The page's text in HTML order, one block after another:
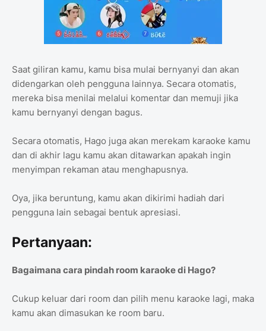
Saat giliran kamu, kamu bisa mulai bernyanyi dan akan
didengarkan oleh pengguna lainnya. Secara otomatis,
mereka bisa menilai melalui komentar dan memuji jika
kamu bernyanyi dengan bagus.
Secara otomatis, Hago juga akan merekam karaoke kamu
dan di akhir lagu kamu akan ditawarkan apakah ingin
menyimpan rekaman atau menghapusnya.
Oya, jika beruntung, kamu akan dikirimi hadiah dari
pengguna lain sebagai bentuk apresiasi.
Pertanyaan:
Bagaimana cara pindah room karaoke di Hago?
Cukup keluar dari room dan pilih menu karaoke lagi, maka
kamu akan dimasukan ke room baru.